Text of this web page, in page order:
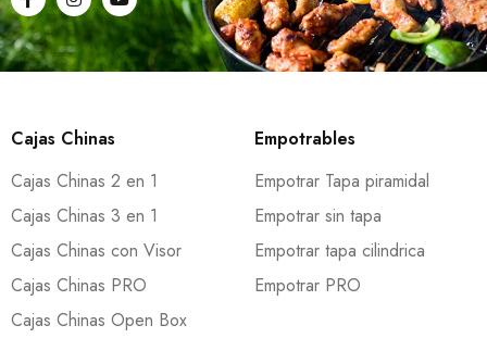
Cajas Chinas
Cajas Chinas 2 en 1
Cajas Chinas 3 en 1
Cajas Chinas con Visor
Cajas Chinas PRO
Cajas Chinas Open Box
Empotrables
Empotrar Tapa piramidal
Empotrar sin tapa
Empotrar tapa cilindrica
Empotrar PRO